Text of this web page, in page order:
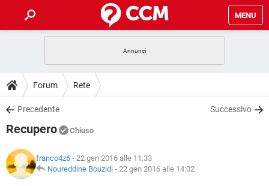
MENU
INTRATTENIMENTO
iOS
INSTAGRAM
TIKTOK
HARDWARE
GUIDE
COVID-19
INSTAGRAM WHATSAPP
TIKTOK
DOWNLOAD
COVID-19
INTRATTENIMENTO
iOS WINDOWS 10
FORUM
COVID-19 GAMING
INTRATTENIMENTO
GLOSSARIO
Forum Rete
Precedente Successivo
Recupero Chiuso
franco4z6 - 22 gen 2016 alle 11:33
Noureddine Bouzidi - 22 gen 2016 alle 14:02